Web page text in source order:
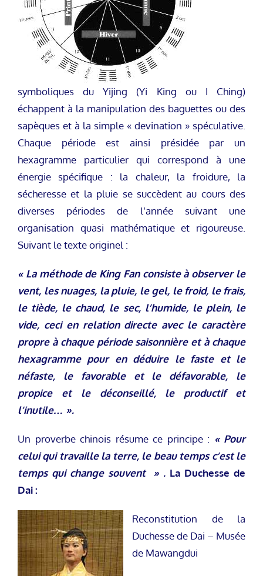
symboliques du Yijing (Yi King ou I Ching)
échappent à la manipulation des baguettes ou des
sapèques et à la simple « devination » spéculative.
Chaque période est ainsi présidée par un
hexagramme particulier qui correspond à une
énergie spécifique : la chaleur, la froidure, la
sécheresse et la pluie se succèdent au cours des
diverses périodes de l’année suivant une
organisation quasi mathématique et rigoureuse.
Suivant le texte originel :
« La méthode de King Fan consiste à observer le
vent, les nuages, la pluie, le gel, le froid, le frais,
le tiède, le chaud, le sec, l’humide, le plein, le
vide, ceci en relation directe avec le caractère
propre à chaque période saisonnière et à chaque
hexagramme pour en déduire le faste et le
néfaste, le favorable et le défavorable, le
propice et le déconseillé, le productif et
l’inutile… ».
Un proverbe chinois résume ce principe : « Pour
celui qui travaille la terre, le beau temps c’est le
temps qui change souvent » . La Duchesse de
Dai :
Reconstitution de la
Duchesse de Dai – Musée
de Mawangdui